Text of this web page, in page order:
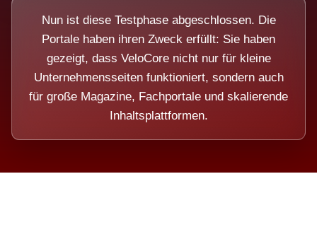
Nun ist diese Testphase abgeschlossen. Die
Portale haben ihren Zweck erfüllt: Sie haben
gezeigt, dass VeloCore nicht nur für kleine
Unternehmensseiten funktioniert, sondern auch
für große Magazine, Fachportale und skalierende
Inhaltsplattformen.